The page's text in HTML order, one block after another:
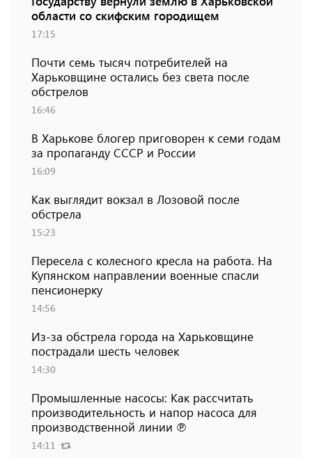
области со скифским городищем
17:15
Почти семь тысяч потребителей на
Харьковщине остались без света после
обстрелов
16:46
В Харькове блогер приговорен к семи годам
за пропаганду СССР и России
16:09
Как выглядит вокзал в Лозовой после
обстрела
15:23
Пересела с колесного кресла на работа. На
Купянском направлении военные спасли
пенсионерку
14:56
Из-за обстрела города на Харьковщине
пострадали шесть человек
14:30
Промышленные насосы: Как рассчитать
производительность и напор насоса для
производственной линии ℗
14:11